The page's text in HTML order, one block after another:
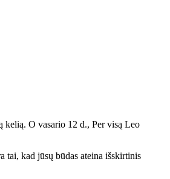
kelią. O vasario 12 d., Per visą Leo
tai, kad jūsų būdas ateina išskirtinis